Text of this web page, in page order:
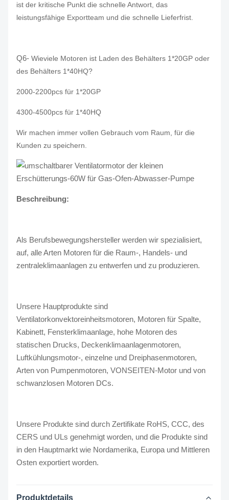
ist der kritische Punkt die schnelle Antwort, das
leistungsfähige Exportteam und die schnelle Lieferfrist.
Q6- Wieviele Motoren ist Laden des Behälters 1*20GP oder
des Behälters 1*40HQ?
2000-2200pcs für 1*20GP
4300-4500pcs für 1*40HQ
Wir machen immer vollen Gebrauch vom Raum, für die
Kunden zu speichern.
Beschreibung:
Als Berufsbewegungshersteller werden wir spezialisiert,
auf, alle Arten Motoren für die Raum-, Handels- und
zentraleklimaanlagen zu entwerfen und zu produzieren.
Unsere Hauptprodukte sind
Ventilatorkonvektoreinheitsmotoren, Motoren für Spalte,
Kabinett, Fensterklimaanlage, hohe Motoren des
statischen Drucks, Deckenklimaanlagenmotoren,
Luftkühlungsmotor-, einzelne und Dreiphasenmotoren,
Arten von Pumpenmotoren, VONSEITEN-Motor und von
schwanzlosen Motoren DCs.
Unsere Produkte sind durch Zertifikate RoHS, CCC, des
CERS und ULs genehmigt worden, und die Produkte sind
in den Hauptmarkt wie Nordamerika, Europa und Mittleren
Osten exportiert worden.
Produktdetails